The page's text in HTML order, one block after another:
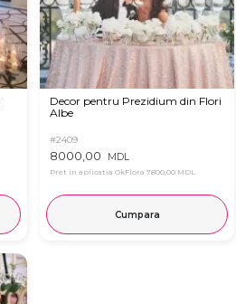
Decor pentru Prezidium din Flori
Albe
#2409
8000,00 MDL
Pret in aplicatia OkFlora 7800,00 MDL
Cumpara